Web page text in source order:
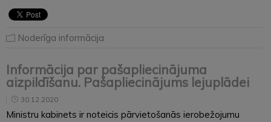
Noderīga informācija
Informācija par pašapliecinājuma
aizpildīšanu. Pašapliecinājums lejuplādei
30.12.2020
Ministru kabinets ir noteicis pārvietošanās ierobežojumu